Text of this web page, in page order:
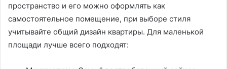
пространство и его можно оформлять как
самостоятельное помещение, при выборе стиля
учитывайте общий дизайн квартиры. Для маленькой
площади лучше всего подходят: